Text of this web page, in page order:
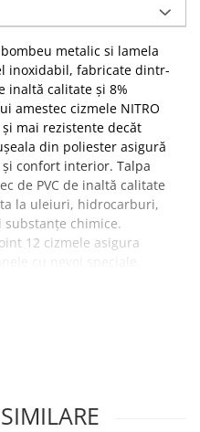
metalic si lamela
inoxidabil, fabricate dintr-
inaltă calitate și 8%
amestec cizmele NITRO
mai rezistente decăt
din poliester asigură
confort interior. Talpa
de PVC de inaltă calitate
la uleiuri, hidrocarburi,
chimice.
12 cizmele asigura
cu nevoi speciale.
chimica, Industria
Spalatorii industriale
rezistenta la uleiuri,